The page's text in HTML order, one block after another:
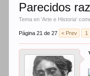
Parecidos
Tema en 'Arte e Historia'
Página 21 de 27 < Prev 1